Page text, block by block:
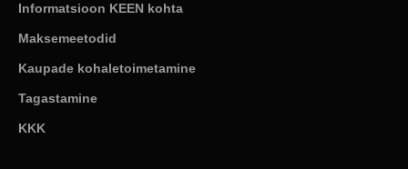
Informatsioon KEEN kohta
Maksemeetodid
Kaupade kohaletoimetamine
Tagastamine
KKK